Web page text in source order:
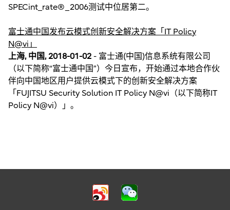
SPECint_rate®_2006测试中位居第二。
富士通中国发布云模式创新安全解决方案「IT Policy
N@vi」
上海, 中国, 2018-01-02 - 富士通(中国)信息系统有限公司
（以下简称“富士通中国”）今日宣布，开始通过本地合作伙
伴向中国地区用户提供云模式下的创新安全解决方案
「FUJITSU Security Solution IT Policy N@vi（以下简称IT
Policy N@vi）」。